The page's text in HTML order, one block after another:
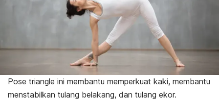
Pose triangle ini membantu memperkuat kaki, membantu
menstabilkan tulang belakang, dan tulang ekor.